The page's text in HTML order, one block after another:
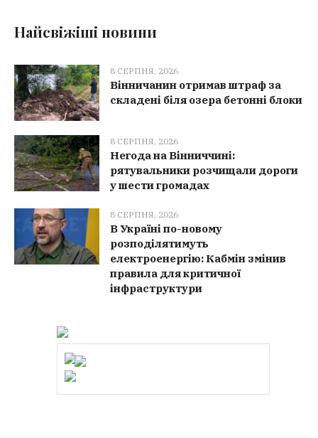
Найсвіжіші новини
8 СЕРПНЯ, 2026
Вінничанин отримав штраф за
складені біля озера бетонні блоки
8 СЕРПНЯ, 2026
Негода на Вінниччині:
рятувальники розчищали дороги
у шести громадах
8 СЕРПНЯ, 2026
В Україні по-новому
розподілятимуть
електроенергію: Кабмін змінив
правила для критичної
інфраструктури